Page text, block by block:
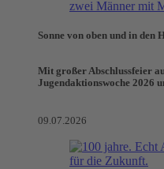
Sonne von oben und in den
Mit großer Abschlussfeier
Jugendaktionswoche 2026
09.07.2026